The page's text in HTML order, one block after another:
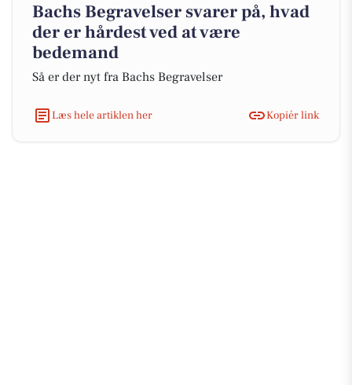
Bachs Begravelser svarer på, hvad
der er hårdest ved at være
bedemand
Så er der nyt fra Bachs Begravelser
Læs hele artiklen her Kopiér link